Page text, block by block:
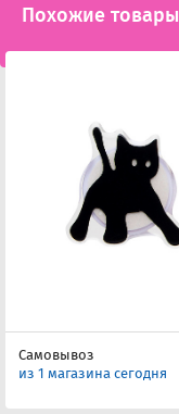
Похожие товары
Самовывоз
из 1 магазина сегодня